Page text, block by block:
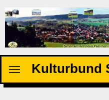
Inhalten
springen
Kulturbund